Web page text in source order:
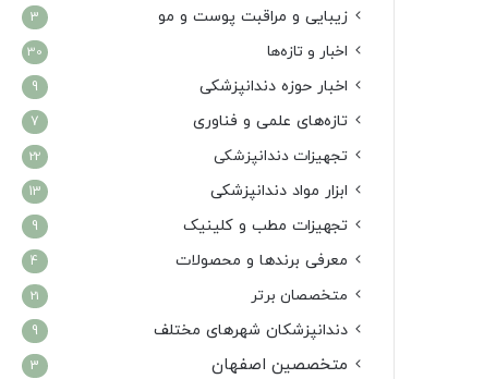
زیبایی و مراقبت پوست و مو 3
اخبار و تازه‌ها 30
اخبار حوزه دندانپزشکی 9
تازه‌های علمی و فناوری 7
تجهیزات دندانپزشکی 22
ابزار مواد دندانپزشکی 13
تجهیزات مطب و کلینیک 9
معرفی برندها و محصولات 4
متخصصان برتر 21
دندانپزشکان شهرهای مختلف 9
متخصصین اصفهان 3